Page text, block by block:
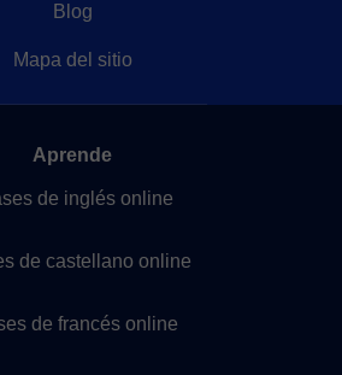
Blog
Mapa del sitio
Aprende
de inglés online
de castellano online
de francés online